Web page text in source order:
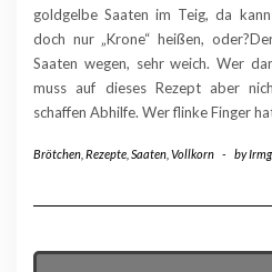
goldgelbe Saaten im Teig, da
doch nur „Krone“ heißen,
Saaten wegen, sehr weich. Wer
muss auf dieses Rezept aber
schaffen Abhilfe. Wer flinke Finger
Brötchen Rezepte Saaten Vollkorn - by